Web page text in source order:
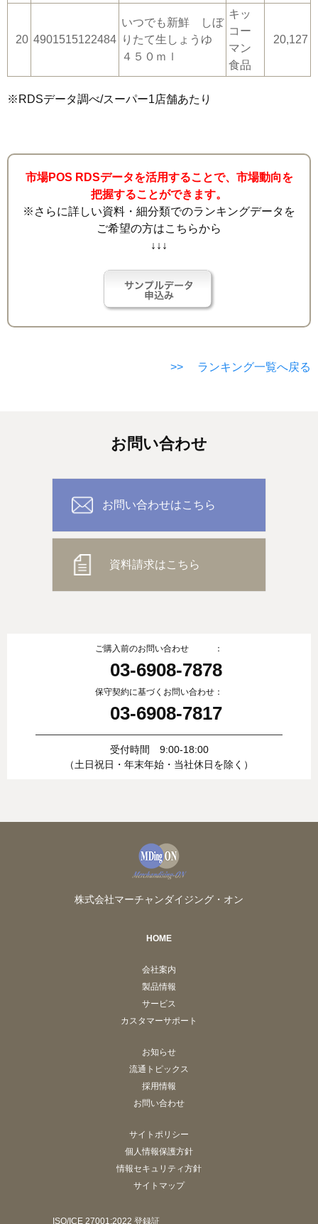
20 4901515122484
いつでも新鮮 しぼ
りたて生しょうゆ
４５０ｍｌ
キッ
コー
マン
食品
20,127
※RDSデータ調べ/スーパー1店舗あたり
市場POS RDSデータを活用することで、市場動向を
把握することができます。
※さらに詳しい資料・細分類でのランキングデータを
ご希望の方はこちらから
↓↓↓
>> ランキング一覧へ戻る
お問い合わせ
お問い合わせはこちら
資料請求はこちら
ご購入前のお問い合わせ ：
03-6908-7878
保守契約に基づくお問い合わせ：
03-6908-7817
受付時間 9:00-18:00
（土日祝日・年末年始・当社休日を除く）
株式会社マーチャンダイジング・オン
HOME
会社案内
製品情報
サービス
カスタマーサポート
お知らせ
流通トピックス
採用情報
お問い合わせ
サイトポリシー
個人情報保護方針
情報セキュリティ方針
サイトマップ
ISO/ICE 27001:2022 登録証